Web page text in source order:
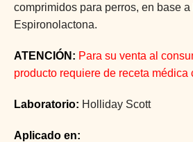
comprimidos para perros, en base
Espironolactona.
ATENCIÓN: Para su venta al
producto requiere de receta médica
Laboratorio: Holliday Scott
Aplicado en: